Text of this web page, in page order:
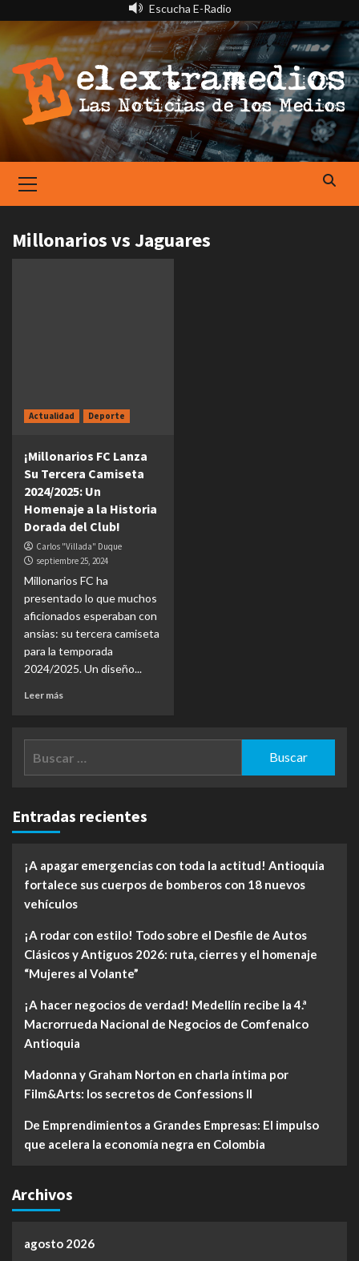
contenido
Escucha E-Radio
Menu
Millonarios vs Jaguares
Actualidad Deporte
¡Millonarios FC Lanza
Su Tercera Camiseta
2024/2025: Un
Homenaje a la Historia
Dorada del Club!
Carlos "Villada" Duque
septiembre 25, 2024
Millonarios FC ha
presentado lo que muchos
aficionados esperaban con
ansias: su tercera camiseta
para la temporada
2024/2025. Un diseño...
Leer más
Entradas recientes
¡A apagar emergencias con toda la actitud! Antioquia
fortalece sus cuerpos de bomberos con 18 nuevos
vehículos
¡A rodar con estilo! Todo sobre el Desfile de Autos
Clásicos y Antiguos 2026: ruta, cierres y el homenaje
“Mujeres al Volante”
¡A hacer negocios de verdad! Medellín recibe la 4.ª
Macrorrueda Nacional de Negocios de Comfenalco
Antioquia
Madonna y Graham Norton en charla íntima por
Film&Arts: los secretos de Confessions II
De Emprendimientos a Grandes Empresas: El impulso
que acelera la economía negra en Colombia
Archivos
agosto 2026